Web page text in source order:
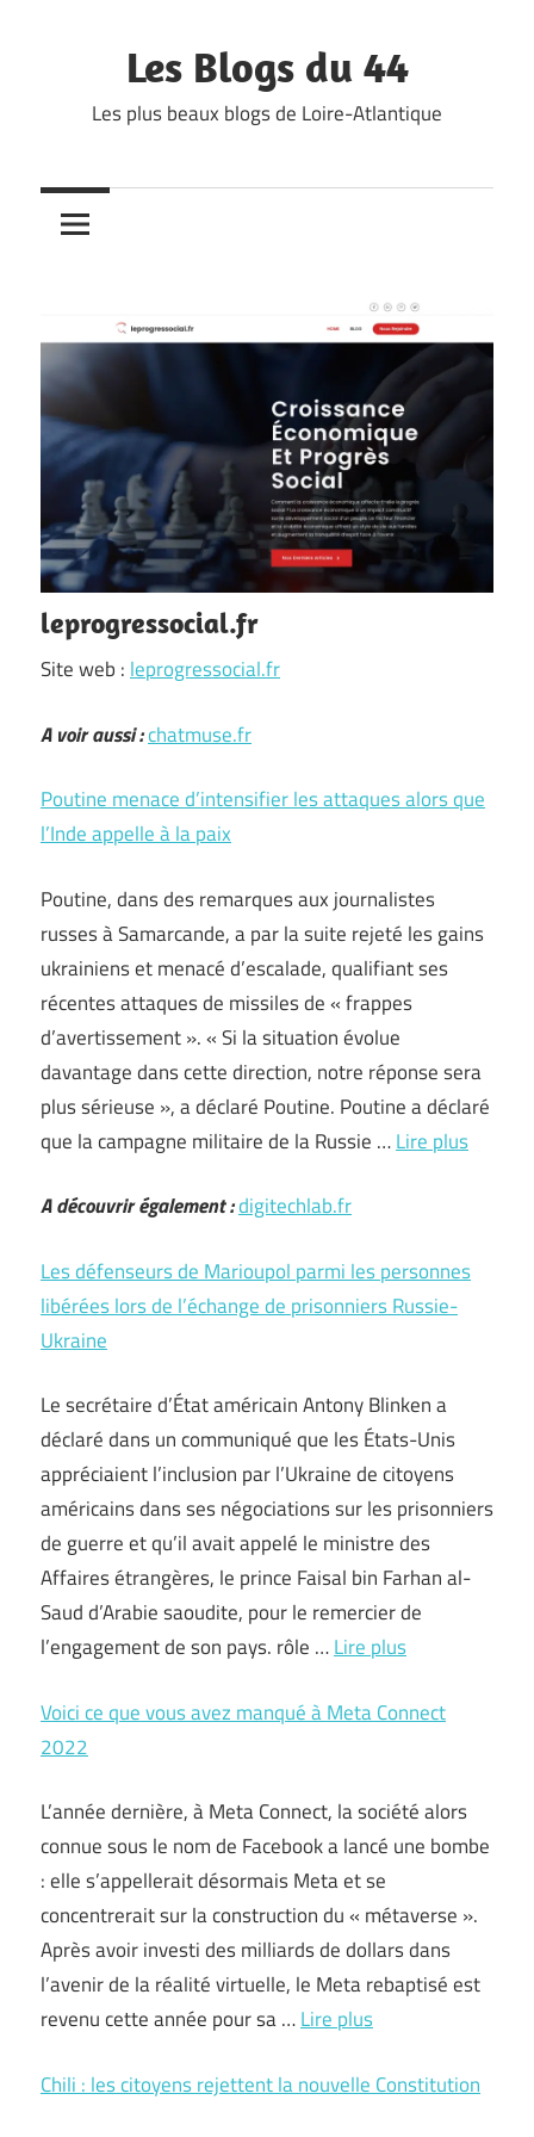
Les Blogs du 44
Les plus beaux blogs de Loire-Atlantique
leprogressocial.fr
Site web : leprogressocial.fr
A voir aussi :chatmuse.fr
Poutine menace d’intensifier les attaques alors que
l’Inde appelle à la paix
Poutine, dans des remarques aux journalistes
russes à Samarcande, a par la suite rejeté les gains
ukrainiens et menacé d’escalade, qualifiant ses
récentes attaques de missiles de « frappes
d’avertissement ». « Si la situation évolue
davantage dans cette direction, notre réponse sera
plus sérieuse », a déclaré Poutine. Poutine a déclaré
que la campagne militaire de la Russie …Lire plus
A découvrir également :digitechlab.fr
Les défenseurs de Marioupol parmi les personnes
libérées lors de l’échange de prisonniers Russie-
Ukraine
Le secrétaire d’État américain Antony Blinken a
déclaré dans un communiqué que les États-Unis
appréciaient l’inclusion par l’Ukraine de citoyens
américains dans ses négociations sur les prisonniers
de guerre et qu’il avait appelé le ministre des
Affaires étrangères, le prince Faisal bin Farhan al-
Saud d’Arabie saoudite, pour le remercier de
l’engagement de son pays. rôle …Lire plus
Voici ce que vous avez manqué à Meta Connect
2022
L’année dernière, à Meta Connect, la société alors
connue sous le nom de Facebook a lancé une bombe
: elle s’appellerait désormais Meta et se
concentrerait sur la construction du « métaverse ».
Après avoir investi des milliards de dollars dans
l’avenir de la réalité virtuelle, le Meta rebaptisé est
revenu cette année pour sa …Lire plus
Chili : les citoyens rejettent la nouvelle Constitution